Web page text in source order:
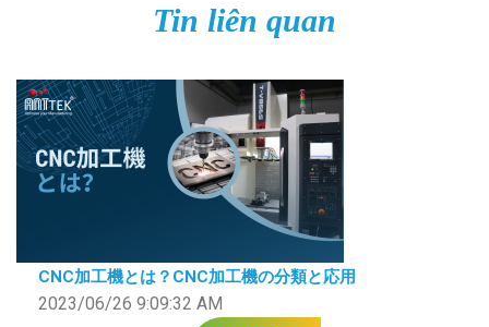
Tin liên quan
CNC加工機とは？CNC加工機の分類と応用
2023/06/26 9:09:32 AM